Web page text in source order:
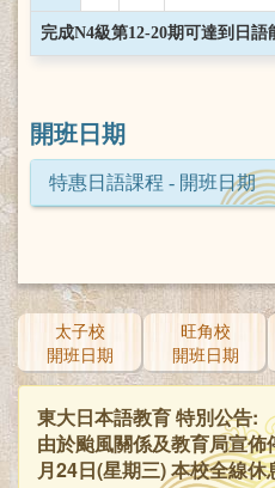
完成N4級第12-20期可達到日語
開班日期
特惠日語課程 - 開班日期
太子校
開班日期
旺角校
開班日期
東大日本語教育 特別公告:
由於颱風關係及教育局宣
月24日(星期三) 本校全線